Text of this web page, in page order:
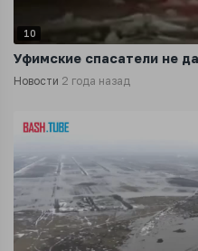
10
Уфимские спасатели не
Новости 2 года назад